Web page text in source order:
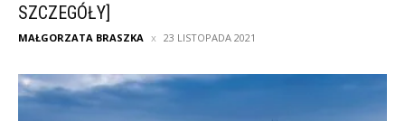
SZCZEGÓŁY]
MAŁGORZATA BRASZKA 23 LISTOPADA 2021